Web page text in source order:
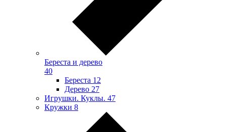
Береста и дерево
40
Береста 12
Дерево 27
Игрушки. Куклы. 47
Кружки 8